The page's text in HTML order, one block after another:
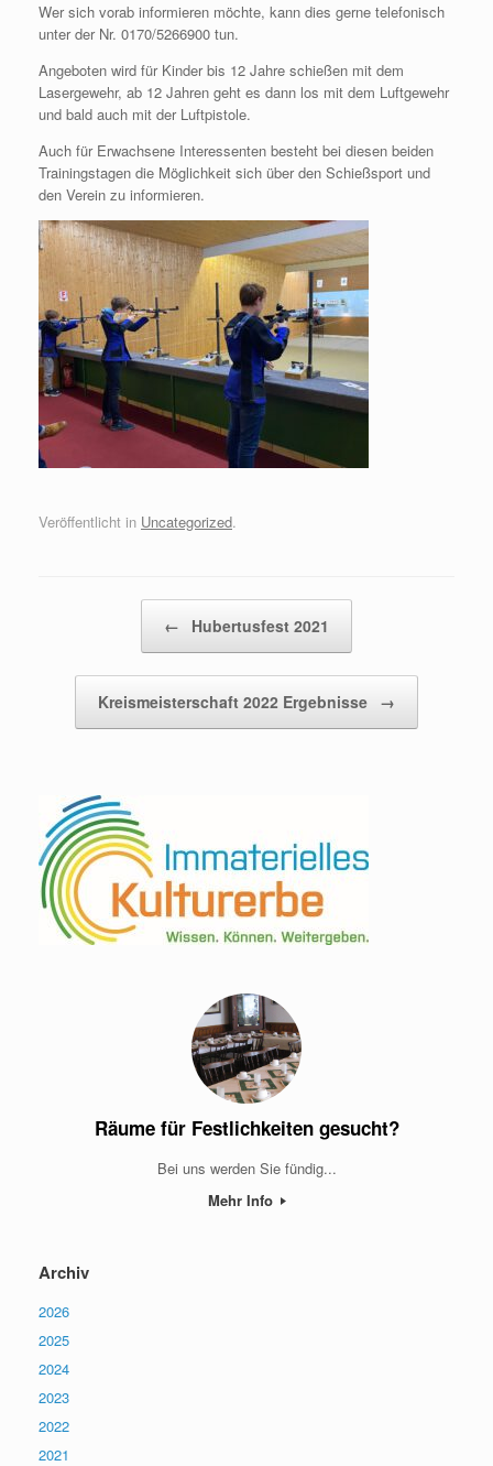
Wer sich vorab informieren möchte, kann dies gerne telefonisch
unter der Nr. 0170/5266900 tun.
Angeboten wird für Kinder bis 12 Jahre schießen mit dem
Lasergewehr, ab 12 Jahren geht es dann los mit dem Luftgewehr
und bald auch mit der Luftpistole.
Auch für Erwachsene Interessenten besteht bei diesen beiden
Trainingstagen die Möglichkeit sich über den Schießsport und
den Verein zu informieren.
Veröffentlicht in Uncategorized.
← Hubertusfest 2021
Kreismeisterschaft 2022 Ergebnisse →
Räume für Festlichkeiten gesucht?
Bei uns werden Sie fündig...
Mehr Info
Archiv
2026
2025
2024
2023
2022
2021